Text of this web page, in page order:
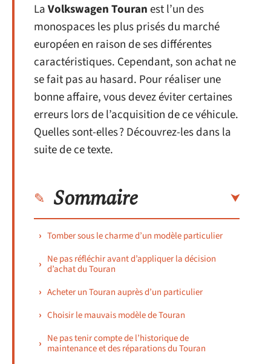
LaVolkswagen Touranest l’un des
monospaces les plus prisés du marché
européen en raison de ses différentes
caractéristiques. Cependant, son achat ne
se fait pas au hasard. Pour réaliser une
bonne affaire, vous devez éviter certaines
erreurs lors de l’acquisition de ce véhicule.
Quelles sont-elles ? Découvrez-les dans la
suite de ce texte.
Sommaire
Tomber sous le charme d’un modèle particulier
Ne pas réfléchir avant d’appliquer la décision
d’achat du Touran
Acheter un Touran auprès d’un particulier
Choisir le mauvais modèle de Touran
Ne pas tenir compte de l’historique de
maintenance et des réparations du Touran